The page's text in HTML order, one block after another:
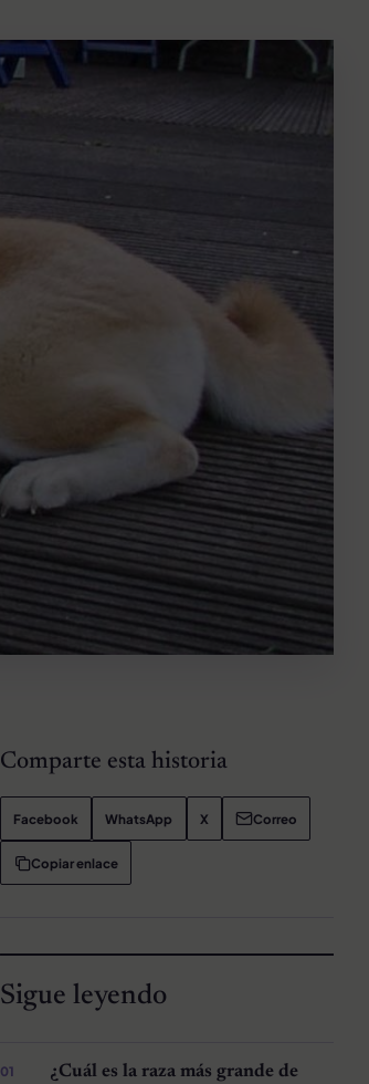
Comparte esta historia
Facebook WhatsApp X Correo
Copiar enlace
Sigue leyendo
¿Cuál es la raza más grande de